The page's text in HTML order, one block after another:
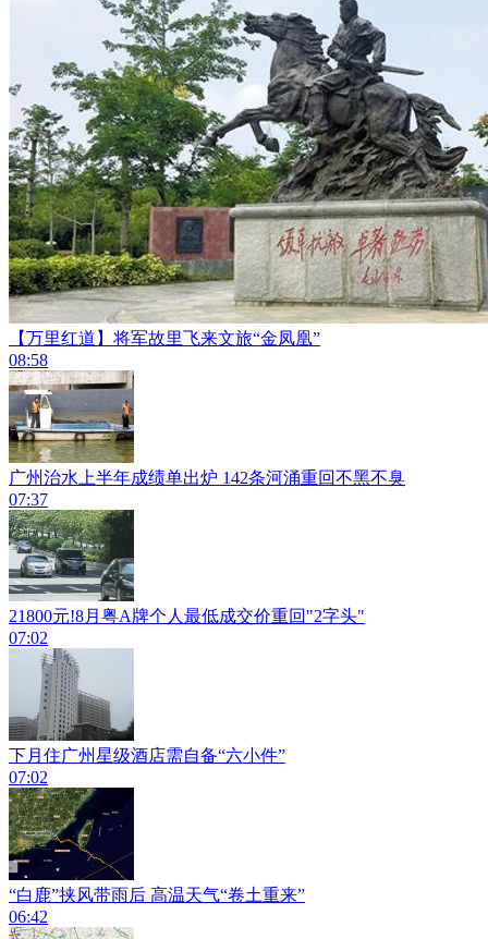
【万里红道】将军故里飞来文旅“金凤凰”
08:58
广州治水上半年成绩单出炉 142条河涌重回不黑不臭
07:37
21800元!8月粤A牌个人最低成交价重回"2字头"
07:02
下月住广州星级酒店需自备“六小件”
07:02
“白鹿”挟风带雨后 高温天气“卷土重来”
06:42